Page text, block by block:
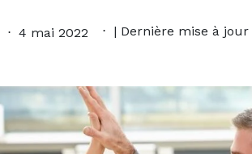
4 mai 2022 | Dernière mise à